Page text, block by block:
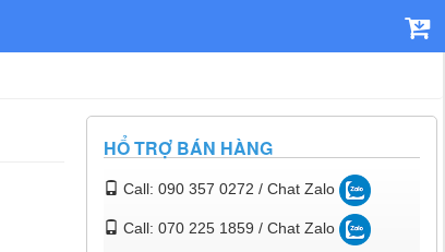
HỔ TRỢ BÁN HÀNG
Call: 090 357 0272 / Chat Zalo
Call: 070 225 1859 / Chat Zalo